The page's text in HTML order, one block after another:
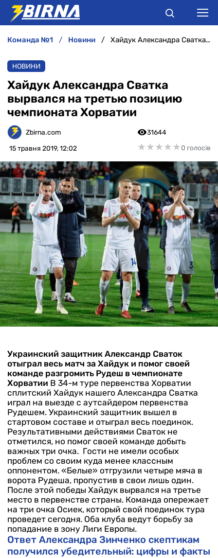
АНАЛІТИКА
ІНТЕРВ'Ю
РІЗНЕ
БУКМЕКЕРИ
команда №1 новини Хайдук Александра Сватка вырвался на третью позицию чемпионата Хорватии
НОВИНИ
Хайдук Александра Сватка
вырвался на третью позицию
чемпионата Хорватии
Zbirna.com
15 травня 2019, 12:02
31644
★★★★★
★★★★★0 голосів
Украинский защитник Александр Сваток
отыграл весь матч за Хайдук и помог своей
команде разгромить Рудеш в чемпионате
Хорватии В 34-м туре первенства Хорватии
сплитский Хайдук нашего Александра Сватка
играл на выезде с аутсайдером первенства
Рудешем. Украинский защитник вышел в
стартовом составе и отыграл весь поединок.
Результативными действиями Сваток не
отметился, но помог своей команде добыть
важных три очка. Гости не имели особых
проблем со своим куда менее классным
оппонентом. «Белые» отгрузили четыре мяча в
ворота Рудеша, пропустив в свои лишь один.
После этой победы Хайдук вырвался на третье
место в первенстве страны. Команда опережает
на три очка Осиек, который свой поединок тура
проведет сегодня. Оба клуба ведут борьбу за
попадание в зону Лиги Европы.
Ответ Александра Зинченко скептикам
получился убедительный: цифры и факты